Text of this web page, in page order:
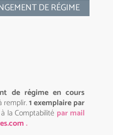
DE RÉGIME
de régime en cours
remplir.1 exemplaire par
la Comptabilité par mail
.